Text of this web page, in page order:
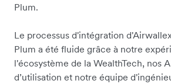
Plum.
Le processus d'intégration
Plum a été fluide grâce à notre
l'écosystème de la WealthTech, nos
d’utilisation et notre équipe